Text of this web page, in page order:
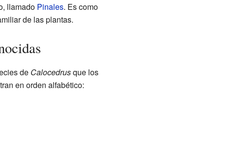
llamado Pinales. Es como
de las plantas.
de Calocedrusque los
en orden alfabético: